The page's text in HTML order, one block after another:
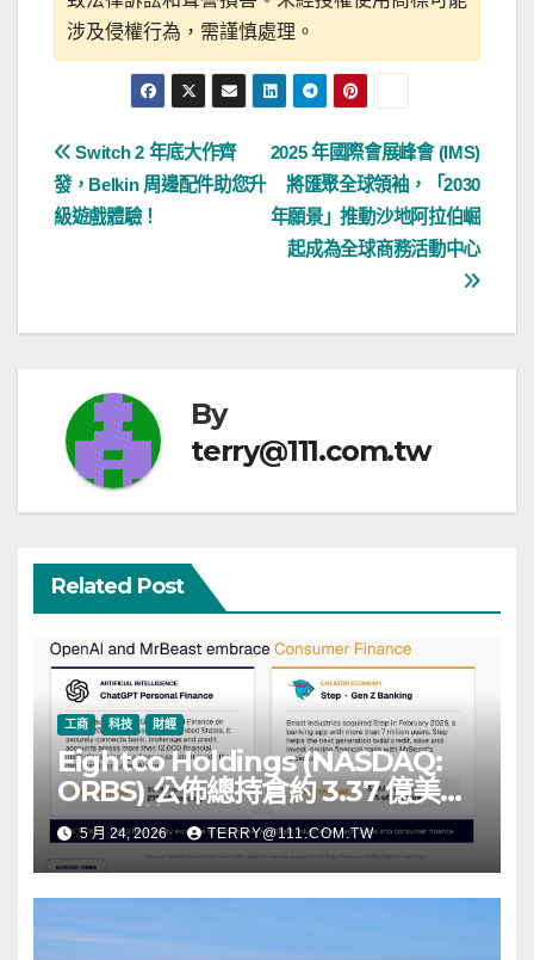
涉及侵權行為，需謹慎處理。
文
章
2025 年國際會展峰會 (IMS)
將匯聚全球領袖，「2030
年願景」推動沙地阿拉伯崛
起成為全球商務活動中心
Switch 2 年底大作齊
發，Belkin 周邊配件助您升
級遊戲體驗！
By
terry@111.com.tw
Related Post
工商 科技 財經
Eightco Holdings (NASDAQ:
ORBS) 公佈總持倉約 3.37 億美
元，涵蓋 OpenAI、Beast
Industries、超過 11,000 枚以太
幣 (ETH) 及逾 2.83 億枚 WLD 代
5 月 24, 2026 TERRY@111.COM.TW